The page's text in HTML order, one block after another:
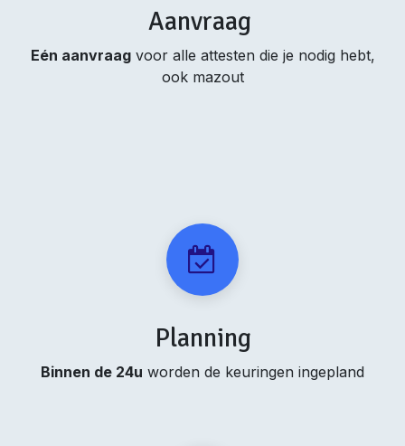
Aanvraag
Eén aanvraagvoor alle attesten die je nodig hebt,
ook mazout
Planning
Binnen de 24u worden de keuringen ingepland